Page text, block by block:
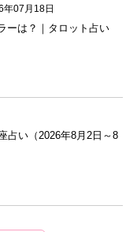
年07月18日
ーは？｜タロット占い
占い（2026年8月2日～8